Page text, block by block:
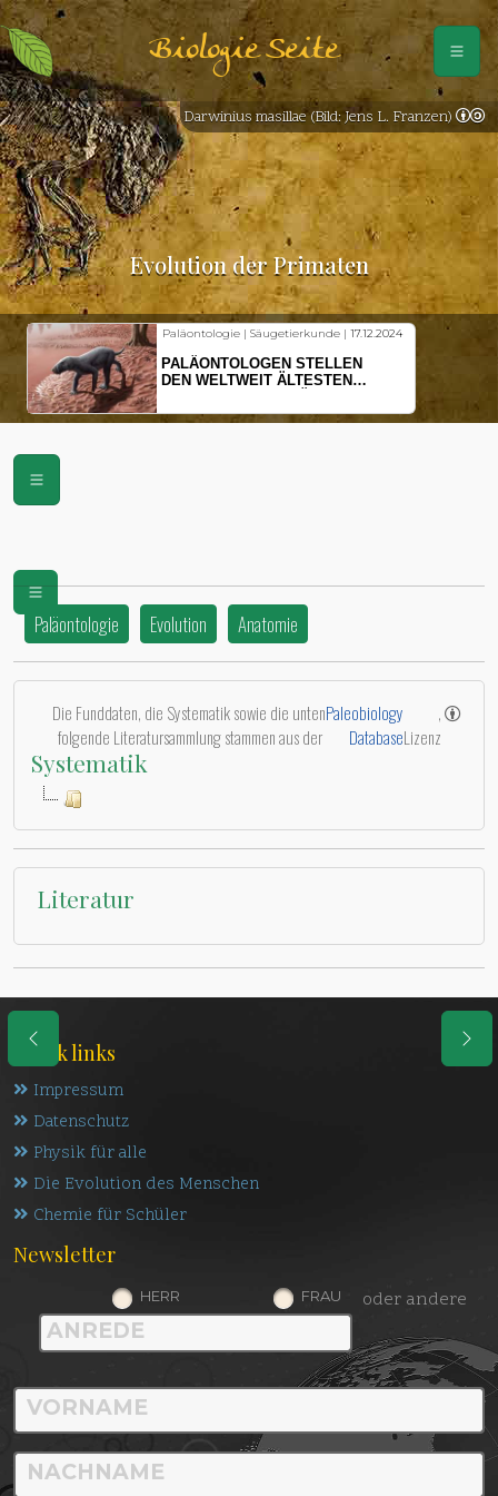
Biologie Seite
Evolution der Primaten
Paläontologie | Säugetierkunde | 17.12.2024
PALÄONTOLOGEN STELLEN
DEN WELTWEIT ÄLTESTEN
VOR
Darwinius masillae (Bild: Jens L. Franzen)
Paläontologie Evolution Anatomie
Die Funddaten, die Systematik sowie die unten
folgende Literatursammlung stammen aus der
Paleobiology
Database
,
Lizenz
Systematik
Literatur
Quick links
Impressum
Datenschutz
Physik für alle
Die Evolution des Menschen
Chemie für Schüler
Newsletter
HERR FRAU oder andere